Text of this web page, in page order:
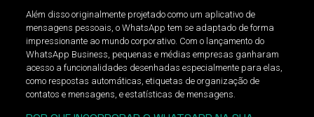
Além disso originalmente projetado como um aplicativo de
mensagens pessoais, o WhatsApp tem se adaptado de forma
impressionante ao mundo corporativo. Com o lançamento do
WhatsApp Business, pequenas e médias empresas ganharam
acesso a funcionalidades desenhadas especialmente para elas,
como respostas automáticas, etiquetas de organização de
contatos e mensagens, e estatísticas de mensagens.